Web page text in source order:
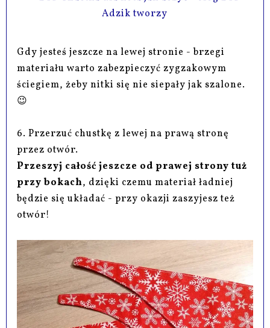
Gdy jesteś jeszcze na lewej stronie - brzegi
materiału warto zabezpieczyć zygzakowym
ściegiem, żeby nitki się nie siepały jak szalone.
😉
6. Przerzuć chustkę z lewej na prawą stronę
przez otwór.
Przeszyj całość jeszcze od prawej strony tuż
przy bokach, dzięki czemu materiał ładniej
będzie się układać - przy okazji zaszyjesz też
otwór!